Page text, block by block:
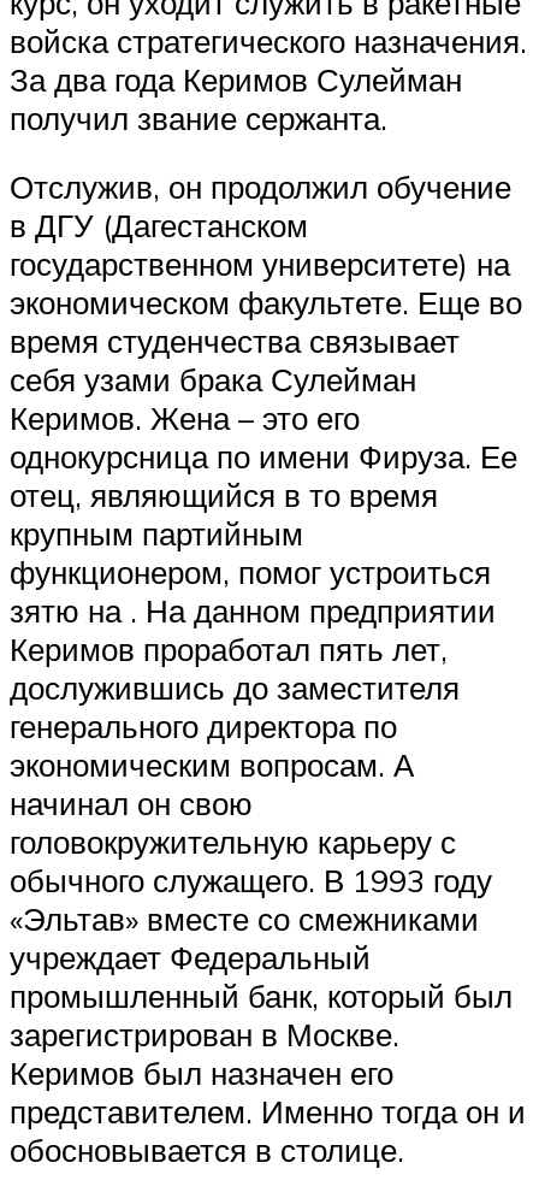
войска стратегического назначения.
За два года Керимов Сулейман
получил звание сержанта.
Отслужив, он продолжил обучение
в ДГУ (Дагестанском
государственном университете) на
экономическом факультете. Еще во
время студенчества связывает
себя узами брака Сулейман
Керимов. Жена – это его
однокурсница по имени Фируза. Ее
отец, являющийся в то время
крупным партийным
функционером, помог устроиться
зятю на . На данном предприятии
Керимов проработал пять лет,
дослужившись до заместителя
генерального директора по
экономическим вопросам. А
начинал он свою
головокружительную карьеру с
обычного служащего. В 1993 году
«Эльтав» вместе со смежниками
учреждает Федеральный
промышленный банк, который был
зарегистрирован в Москве.
Керимов был назначен его
представителем. Именно тогда он и
обосновывается в столице.